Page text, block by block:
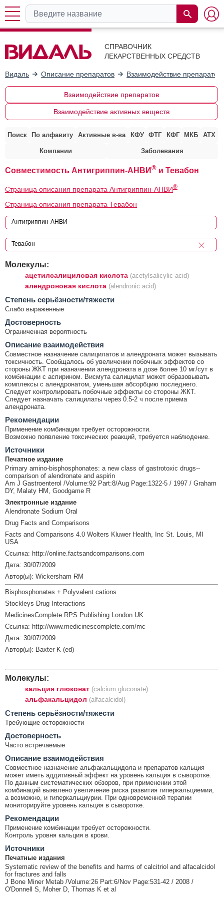
СПРАВОЧНИК
ЛЕКАРСТВЕННЫХ СРЕДСТВ
Видаль Описание препаратов Взаимодействие препаратов
Взаимодействие препаратов
Взаимодействие активных веществ
Поиск По алфавиту Активные в-ва КФУ ФТГ КФГ МКБ АТХ
Компании Заболевания
Совместимость Антигриппин-АНВИ ® и Тевабон
Страница описания препарата Антигриппин-АНВИ®
Страница описания препарата Тевабон
Молекулы:
ацетилсалициловая кислота (acetylsalicylic acid)
алендроновая кислота (alendronic acid)
Cтепень серьёзности/тяжести
Слабо выраженные
Достоверность
Ограниченная вероятность
Описание взаимодействия
Совместное назначение салицилатов и алендроната может вызывать
токсичность. Сообщалось об увеличении побочных эффектов со
стороны ЖКТ при назначении алендроната в дозе более 10 мг/сут в
комбинации с аспирином. Висмута салицилат может образовывать
комплексы с алендронатом, уменьшая абсорбцию последнего.
Следует контролировать побочные эффекты со стороны ЖКТ.
Следует назначать салицилаты через 0.5-2 ч после приема
алендроната.
Рекомендации
Применение комбинации требует осторожности.
Возможно появление токсических реакций, требуется наблюдение.
Источники
Печатное издание
Primary amino-bisphosphonates: a new class of gastrotoxic drugs--
comparison of alendronate and aspirin
Am J Gastroenterol /Volume:92 Part:8/Aug Page:1322-5 / 1997 / Graham
DY, Malaty HM, Goodgame R
Электронные издание
Alendronate Sodium Oral
Drug Facts and Comparisons
Facts and Comparisons 4.0 Wolters Kluwer Health, Inc St. Louis, MI
USA
Ссылка: http://online.factsandcomparisons.com
Дата: 30/07/2009
Автор(ы): Wickersham RM
Bisphosphonates + Polyvalent cations
Stockleys Drug Interactions
MedicinesComplete RPS Publishing London UK
Ссылка: http://www.medicinescomplete.com/mc
Дата: 30/07/2009
Автор(ы): Baxter K (ed)
Молекулы:
кальция глюконат (calcium gluconate)
альфакальцидол (alfacalcidol)
Cтепень серьёзности/тяжести
Требующие осторожности
Достоверность
Часто встречаемые
Описание взаимодействия
Совместное назначение альфакальцидола и препаратов кальция
может иметь аддитивный эффект на уровень кальция в сыворотке.
По данным систематических обзоров, при применении этой
комбинаций выявлено увеличение риска развития гиперкальциемии,
а возможно, и гиперкальциурии. При одновременной терапии
мониторируйте уровень кальция в сыворотке.
Рекомендации
Применение комбинации требует осторожности.
Контроль уровня кальция в крови.
Источники
Печатные издания
Systematic review of the benefits and harms of calcitriol and alfacalcidol
for fractures and falls
J Bone Miner Metab /Volume:26 Part:6/Nov Page:531-42 / 2008 /
O'Donnell S, Moher D, Thomas K et al